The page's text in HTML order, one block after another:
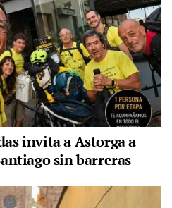
invita a Astorga a
sin barreras